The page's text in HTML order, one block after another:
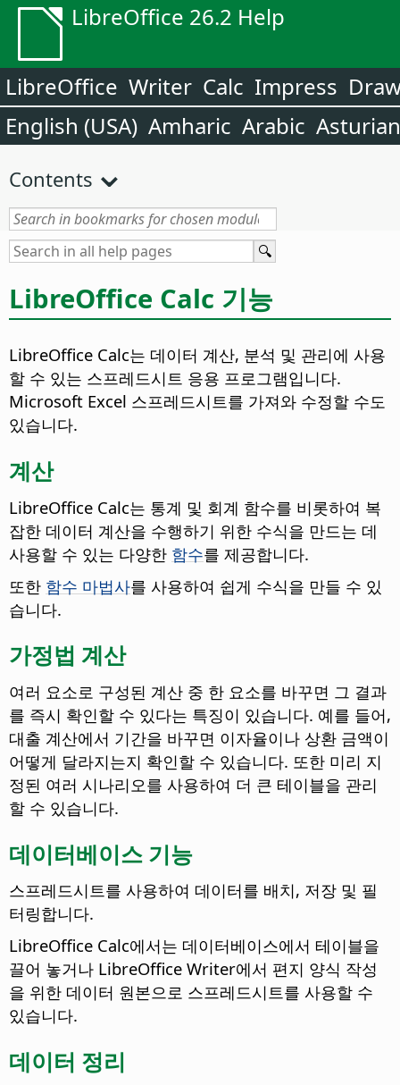
LibreOffice 26.2 Help
LibreOffice Writer Calc Impress
English (USA) Amharic Arabic Asturian
Contents
LibreOffice Calc 기능
LibreOffice Calc는 데이터 계산, 분석 및 관리에 사용
할 수 있는 스프레드시트 응용 프로그램입니다.
Microsoft Excel 스프레드시트를 가져와 수정할 수도
있습니다.
계산
LibreOffice Calc는 통계 및 회계 함수를 비롯하여 복
잡한 데이터 계산을 수행하기 위한 수식을 만드는 데
사용할 수 있는 다양한 함수를 제공합니다.
또한 함수 마법사를 사용하여 쉽게 수식을 만들 수 있
습니다.
가정법 계산
여러 요소로 구성된 계산 중 한 요소를 바꾸면 그 결과
를 즉시 확인할 수 있다는 특징이 있습니다. 예를 들어,
대출 계산에서 기간을 바꾸면 이자율이나 상환 금액이
어떻게 달라지는지 확인할 수 있습니다. 또한 미리 지
정된 여러 시나리오를 사용하여 더 큰 테이블을 관리
할 수 있습니다.
데이터베이스 기능
스프레드시트를 사용하여 데이터를 배치, 저장 및 필
터링합니다.
LibreOffice Calc에서는 데이터베이스에서 테이블을
끌어 놓거나 LibreOffice Writer에서 편지 양식 작성
을 위한 데이터 원본으로 스프레드시트를 사용할 수
있습니다.
데이터 정리